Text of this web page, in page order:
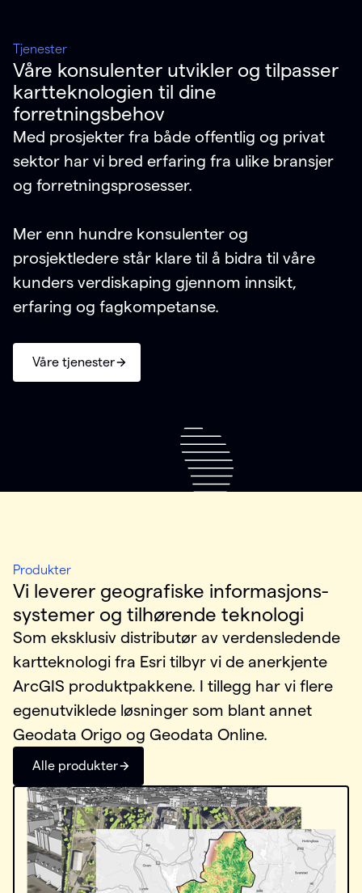
Tjenester:
Våre konsulenter utvikler og tilpasser
kartteknologien til dine
forretningsbehov
Med prosjekter fra både offentlig og privat
sektor har vi bred erfaring fra ulike bransjer
og forretningsprosesser.
Mer enn hundre konsulenter og
prosjektledere står klare til å bidra til våre
kunders verdiskaping gjennom innsikt,
erfaring og fagkompetanse.
Våre tjenester
Produkter:
Vi leverer geografiske informasjons­
systemer og tilhørende teknologi
Som eksklusiv distributør av verdensledende
kartteknologi fra Esri tilbyr vi de anerkjente
ArcGIS produktpakkene. I tillegg har vi flere
egenutviklede løsninger som blant annet
Geodata Origo og Geodata Online.
Alle produkter